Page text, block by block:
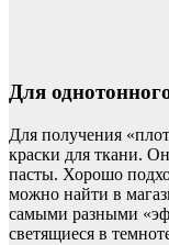
Для
Для получения
краски для ткани.
пасты. Хорошо
можно найти в
самыми разными
светящиеся в